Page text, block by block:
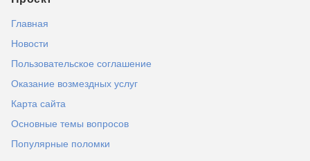
Главная
Новости
Пользовательское соглашение
Оказание возмездных услуг
Карта сайта
Основные темы вопросов
Популярные поломки